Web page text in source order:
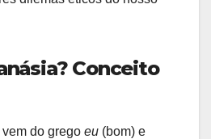
Conceito
do grego eu (bom) e